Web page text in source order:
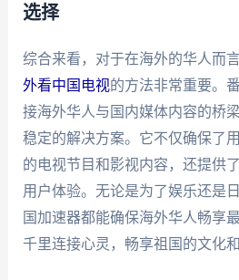
选择
综合来看，对于在海外的华人而
外看中国电视的方法非常重要。
接海外华人与国内媒体内容的桥
稳定的解决方案。它不仅确保了
的电视节目和影视内容，还提供
用户体验。无论是为了娱乐还是
国加速器都能确保海外华人畅享
千里连接心灵，畅享祖国的文化和